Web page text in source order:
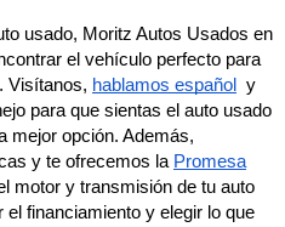
usado, Moritz Autos Usados en
el vehículo perfecto para
Visítanos, hablamos español
y
para que sientas el auto usado
mejor opción. Además,
y te ofrecemos la Promesa
motor y transmisión de tu auto
financiamiento y elegir lo que